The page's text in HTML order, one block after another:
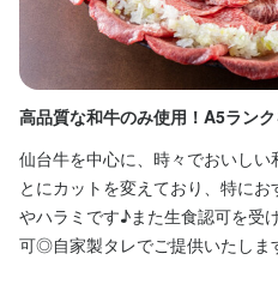
高品質な和牛のみ使用！A5ラン
仙台牛を中心に、時々でおいし
とにカットを変えており、特に
やハラミです♪また生食認可を受
可◎自家製タレでご提供いたしま
仕事内容
当店の調理スタッフは、完全予
付けを中心とした業務を担当し
込んだ食材の盛り付けや、簡単な
主なお仕事です。難しい包丁作
めませんので、未経験の方も安心
1日の仕込み量は平均して10kg
分担しています。営業前に仕込
未経験の方には、まず料理やド
から丁寧に研修します。先輩スタ
き、安心して成長できる職場です
この仕事のおすすめポイ
【未経験から独立までしっかりサ